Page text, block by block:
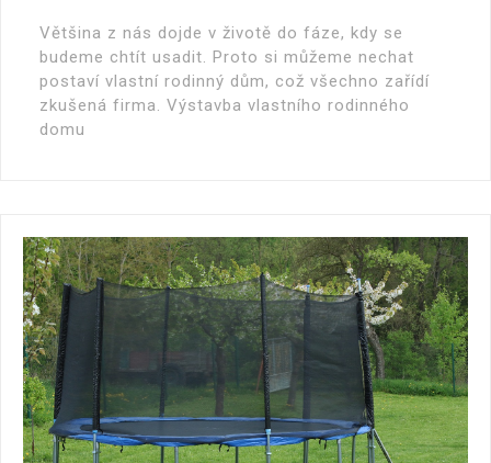
Většina z nás dojde v životě do fáze, kdy se
budeme chtít usadit. Proto si můžeme nechat
postaví vlastní rodinný dům, což všechno zařídí
zkušená firma. Výstavba vlastního rodinného
domu